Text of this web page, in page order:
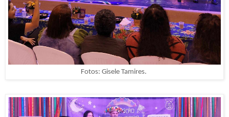
Fotos: Gisele Tamires.